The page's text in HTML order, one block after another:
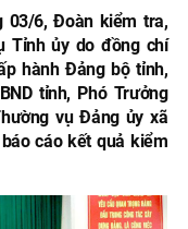
03/6, Đoàn kiểm tra,
Tỉnh ủy do đồng chí
hành Đảng bộ tỉnh,
tỉnh, Phó Trưởng
vụ Đảng ủy xã
cáo kết quả kiểm